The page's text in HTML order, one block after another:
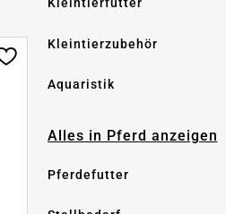
Kleintierfutter
Kleintierzubehör
Aquaristik
Alles in Pferd anzeigen
Pferdefutter